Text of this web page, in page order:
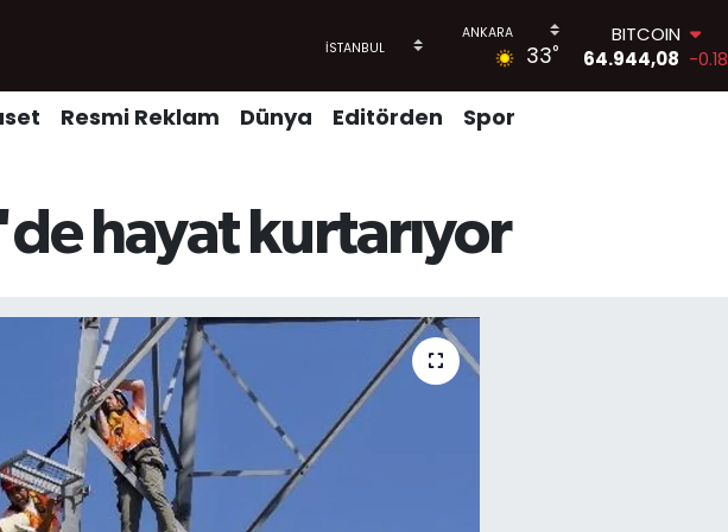
33°
BITCOIN
64.944,08 -0.18
Resmi Reklam Dünya Editörden Spor
hayat kurtarıyor